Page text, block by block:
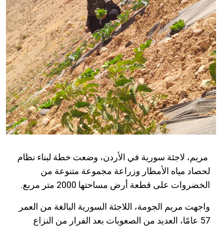
مريم، لاجئة سورية في الأردن، وضعت خطة لبناء نظام
لحصاد مياه الأمطار وزراعة مجموعة متنوعة من
الخضروات على قطعة أرض مساحتها 2000 متر مربع.
واجهت مريم الجومة، اللاجئة السورية البالغة من العمر
57 عامًا، العديد من الصعوبات بعد الفرار من النزاع